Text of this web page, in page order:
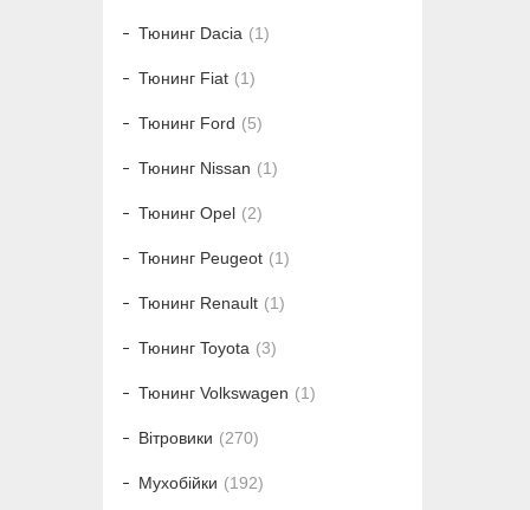
Тюнинг Dacia 1
Тюнинг Fiat 1
Тюнинг Ford 5
Тюнинг Nissan 1
Тюнинг Opel 2
Тюнинг Peugeot 1
Тюнинг Renault 1
Тюнинг Toyota 3
Тюнинг Volkswagen 1
Вітровики 270
Мухобійки 192